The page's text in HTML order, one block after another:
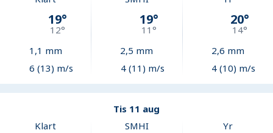
19°
12°
1,1 mm
6 (13) m/s
19°
11 °
2,5 mm
4 (11) m/s
20°
14°
2,6 mm
4 (10) m/s
Tis 11 aug
Klart
SMHI Yr